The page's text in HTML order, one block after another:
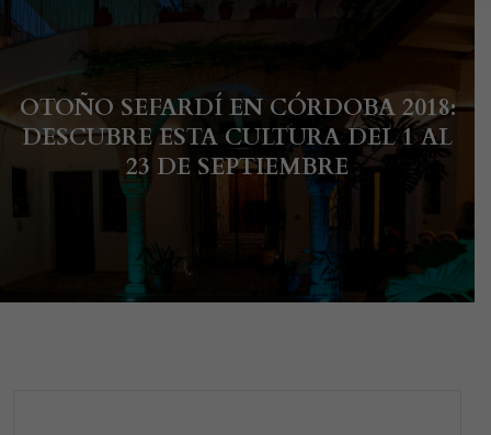
OTOÑO SEFARDÍ EN CÓRDOBA 2018:
DESCUBRE ESTA CULTURA DEL 1 AL
23 DE SEPTIEMBRE